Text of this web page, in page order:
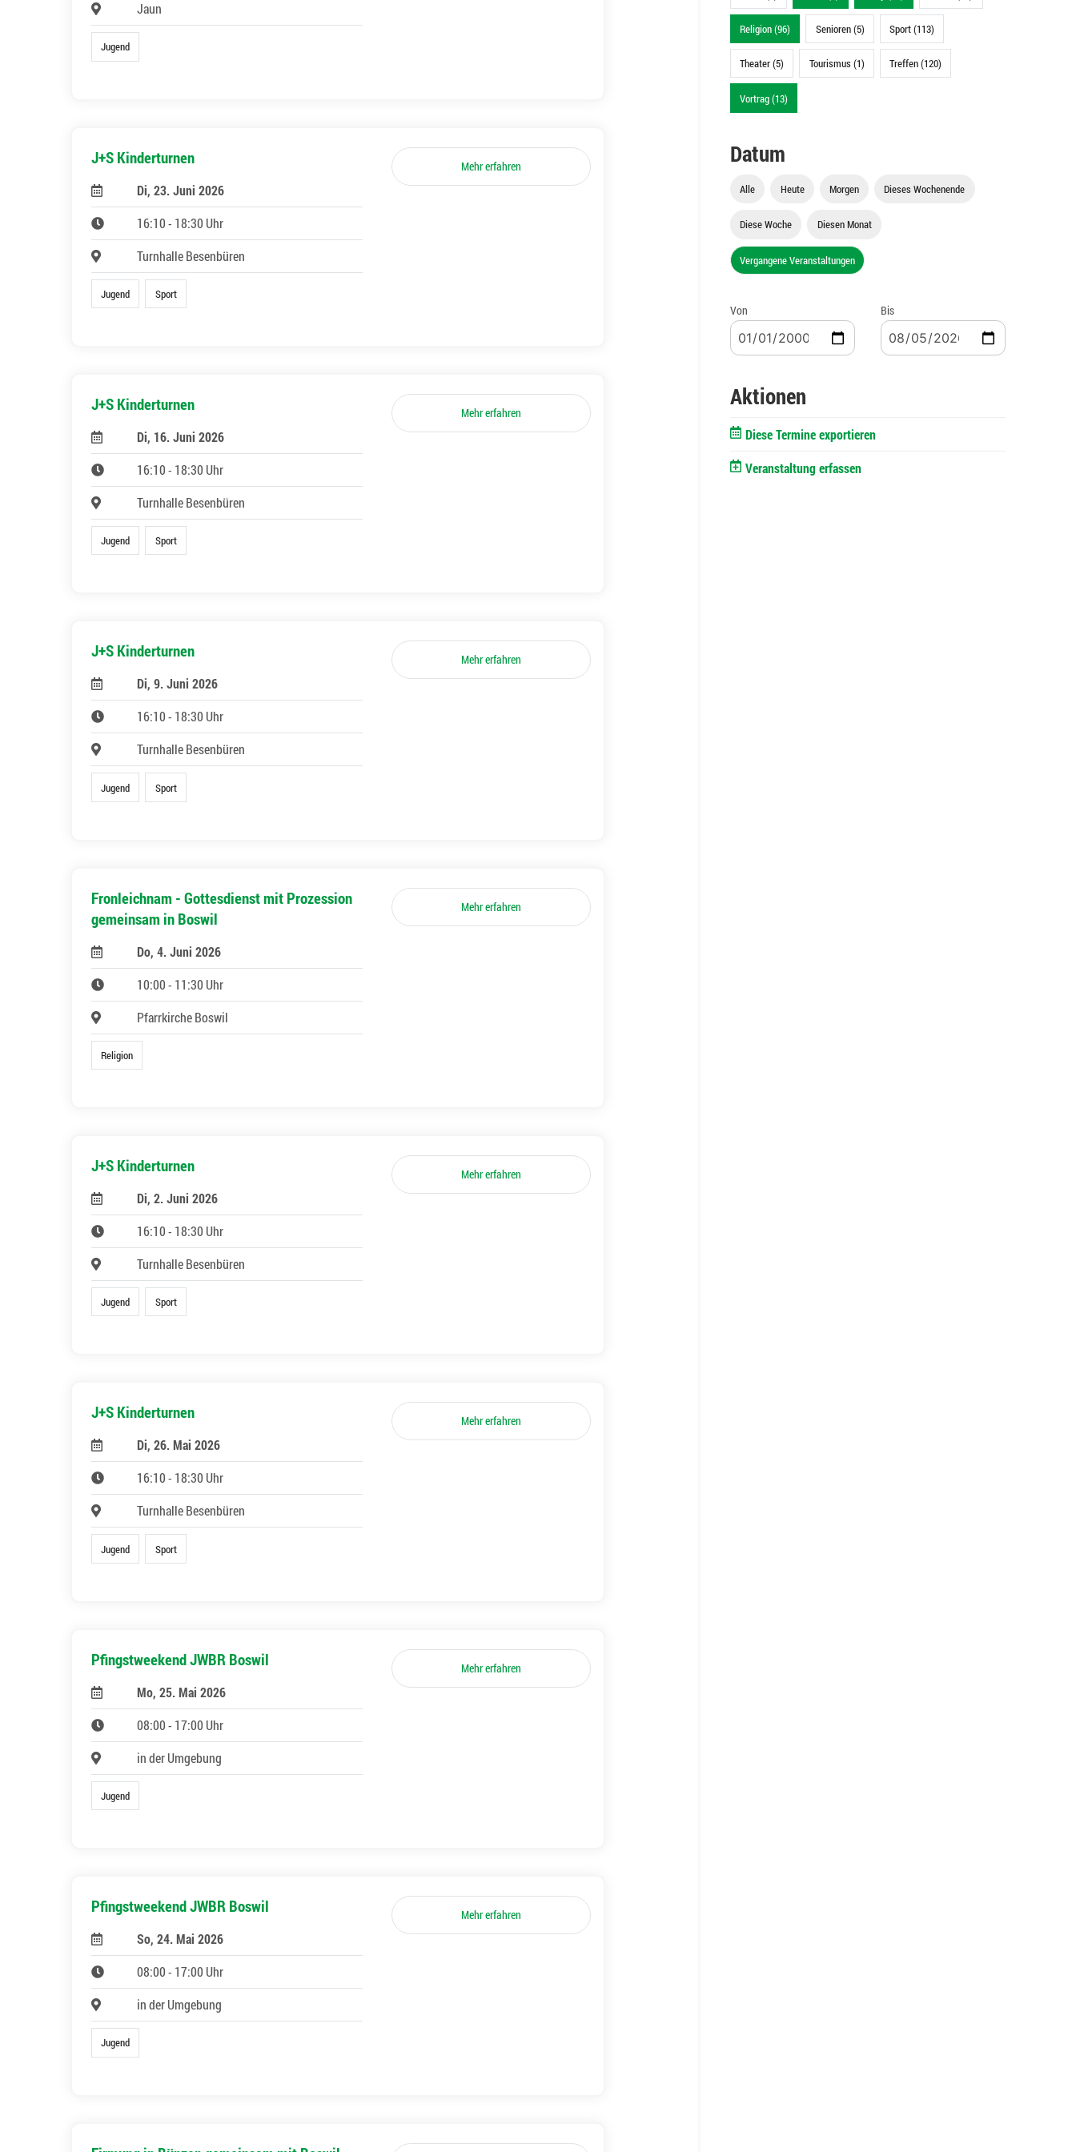
Jaun
Jugend
J+S Kinderturnen
Di, 23. Juni 2026
16:10 - 18:30 Uhr
Turnhalle Besenbüren
Jugend Sport
Mehr erfahren
J+S Kinderturnen
Di, 16. Juni 2026
16:10 - 18:30 Uhr
Turnhalle Besenbüren
Jugend Sport
Mehr erfahren
J+S Kinderturnen
Di, 9. Juni 2026
16:10 - 18:30 Uhr
Turnhalle Besenbüren
Jugend Sport
Mehr erfahren
Fronleichnam - Gottesdienst mit Prozession
gemeinsam in Boswil
Do, 4. Juni 2026
10:00 - 11:30 Uhr
Pfarrkirche Boswil
Religion
Mehr erfahren
J+S Kinderturnen
Di, 2. Juni 2026
16:10 - 18:30 Uhr
Turnhalle Besenbüren
Jugend Sport
Mehr erfahren
J+S Kinderturnen
Di, 26. Mai 2026
16:10 - 18:30 Uhr
Turnhalle Besenbüren
Jugend Sport
Mehr erfahren
Pfingstweekend JWBR Boswil
Mo, 25. Mai 2026
08:00 - 17:00 Uhr
in der Umgebung
Jugend
Mehr erfahren
Pfingstweekend JWBR Boswil
So, 24. Mai 2026
08:00 - 17:00 Uhr
in der Umgebung
Jugend
Mehr erfahren
Religion (96) Senioren (5) Sport (113)
Theater (5) Tourismus (1) Treffen (120)
Vortrag (13)
Datum
Alle Heute Morgen Dieses Wochenende
Diese Woche Diesen Monat
Vergangene Veranstaltungen
Von Bis
Aktionen
Diese Termine exportieren
Veranstaltung erfassen